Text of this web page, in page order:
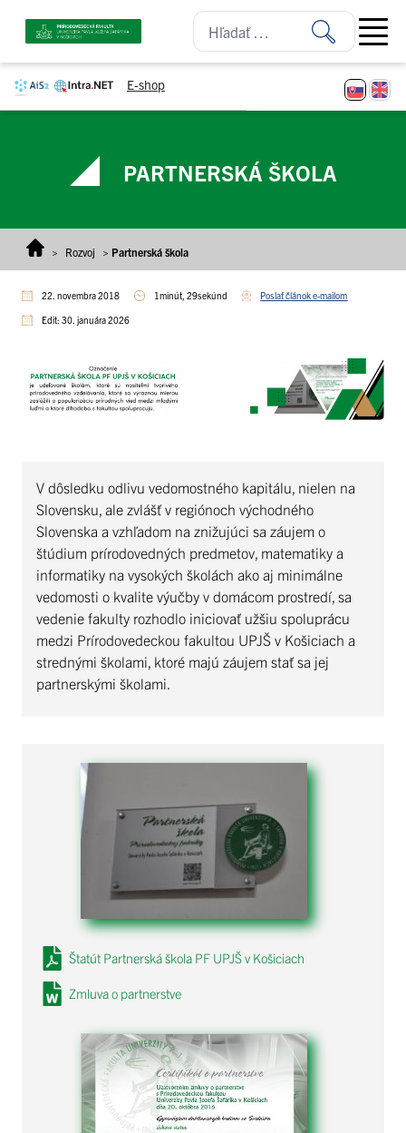
E-shop
Open
PARTNERSKÁ ŠKOLA
> Rozvoj > Partnerská škola
22. novembra 2018 1minút, 29sekúnd Poslať článok e-mailom
Edit: 30. januára 2026
V dôsledku odlivu vedomostného kapitálu, nielen na
Slovensku, ale zvlášť v regiónoch východného
Slovenska a vzhľadom na znižujúci sa záujem o
štúdium prírodovedných predmetov, matematiky a
informatiky na vysokých školách ako aj minimálne
vedomosti o kvalite výučby v domácom prostredí, sa
vedenie fakulty rozhodlo iniciovať užšiu spoluprácu
medzi Prírodovedeckou fakultou UPJŠ v Košiciach a
strednými školami, ktoré majú záujem stať sa jej
partnerskými školami.
Štatút Partnerská škola PF UPJŠ v Košiciach
Zmluva o partnerstve